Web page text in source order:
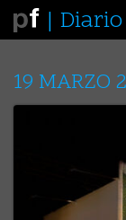
Diario
19 MARZO